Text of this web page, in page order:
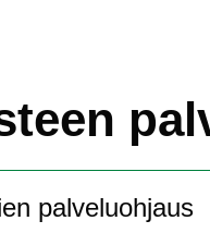
pal­ve­luoh­jaus